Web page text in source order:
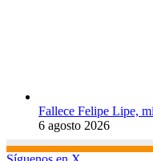
Fallece Felipe Lipe,
6 agosto 2026